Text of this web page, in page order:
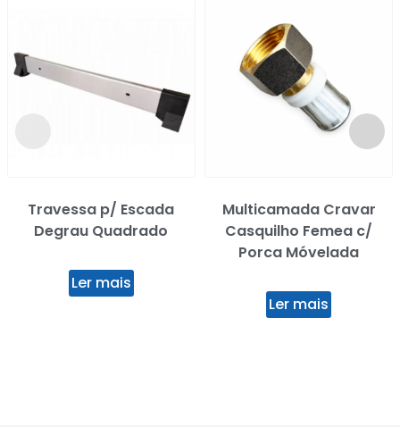
Travessa p/ Escada
Degrau Quadrado
Ler mais
Multicamada Cravar
Casquilho Femea c/
Porca Móvelada
Ler mais